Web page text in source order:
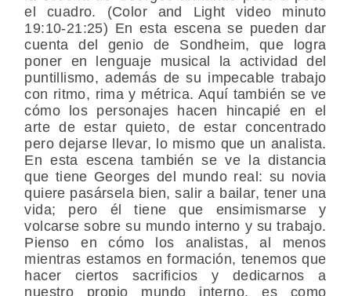
el cuadro. (Color and Light video minuto
19:10-21:25) En esta escena se pueden dar
cuenta del genio de Sondheim, que logra
poner en lenguaje musical la actividad del
puntillismo, además de su impecable trabajo
con ritmo, rima y métrica. Aquí también se ve
cómo los personajes hacen hincapié en el
arte de estar quieto, de estar concentrado
pero dejarse llevar, lo mismo que un analista.
En esta escena también se ve la distancia
que tiene Georges del mundo real: su novia
quiere pasársela bien, salir a bailar, tener una
vida; pero él tiene que ensimismarse y
volcarse sobre su mundo interno y su trabajo.
Pienso en cómo los analistas, al menos
mientras estamos en formación, tenemos que
hacer ciertos sacrificios y dedicarnos a
nuestro propio mundo interno, es como